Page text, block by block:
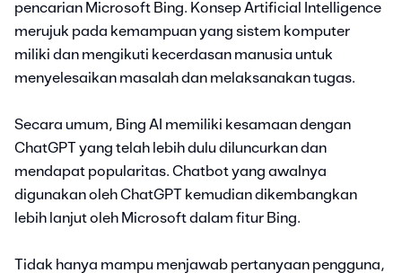
pencarian Microsoft Bing. Konsep Artificial Intelligence
merujuk pada kemampuan yang sistem komputer
miliki dan mengikuti kecerdasan manusia untuk
menyelesaikan masalah dan melaksanakan tugas.
Secara umum, Bing AI memiliki kesamaan dengan
ChatGPT yang telah lebih dulu diluncurkan dan
mendapat popularitas. Chatbot yang awalnya
digunakan oleh ChatGPT kemudian dikembangkan
lebih lanjut oleh Microsoft dalam fitur Bing.
Tidak hanya mampu menjawab pertanyaan pengguna,